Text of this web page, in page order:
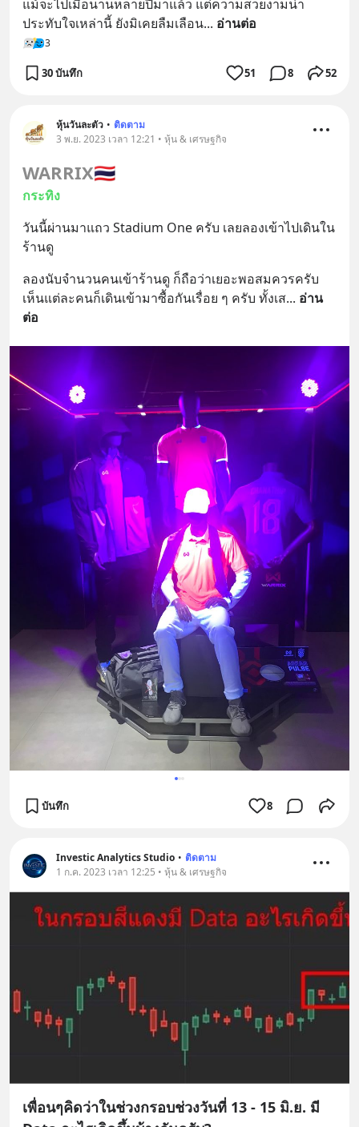
แม้จะไปเมื่อนานหลายปีมาแล้ว แต่ความสวยงามน่า
ประทับใจเหล่านี้ ยังมิเคยลืมเลือน... อ่านต่อ
3
30 บันทึก 51 8 52
หุ้นวันละตัว • ติดตาม
3 พ.ย. 2023 เวลา 12:21 • หุ้น & เศรษฐกิจ
WARRIX🇹🇭
กระทิง
วันนี้ผ่านมาแถว Stadium One ครับ เลยลองเข้าไปเดินใน
ร้านดู
ลองนับจำนวนคนเข้าร้านดู ก็ถือว่าเยอะพอสมควรครับ
เห็นแต่ละคนก็เดินเข้ามาซื้อกันเรื่อย ๆ ครับ ทั้งเส... อ่าน
ต่อ
บันทึก 8
Investic Analytics Studio • ติดตาม
1 ก.ค. 2023 เวลา 12:25 • หุ้น & เศรษฐกิจ
เพื่อนๆคิดว่าในช่วงกรอบช่วงวันที่ 13 - 15 มิ.ย. มี